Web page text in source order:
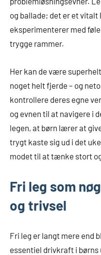
og ballade; det er et
eksperimenterer med
trygge rammer.
Her kan de være
noget helt fjerde – og
kontrollere deres egne
og evnen til at navigere i
legen, at børn lærer at
trygt kaste sig ud i det
modet til at tænke stort
Fri leg som
og trivsel
Fri leg er langt mere end
essentiel drivkraft i børns